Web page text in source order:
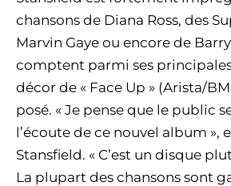
chansons de Diana Ross, des
Marvin Gaye ou encore de
comptent parmi ses
décor de « Face Up » (Arista/
posé. « Je pense que le public
l’écoute de ce nouvel album »,
Stansfield. « C’est un disque
La plupart des chansons sont